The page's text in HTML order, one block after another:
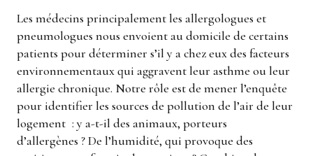
Les médecins principalement les allergologues et
pneumologues nous envoient au domicile de certains
patients pour déterminer s’il y a chez eux des facteurs
environnementaux qui aggravent leur asthme ou leur
allergie chronique. Notre rôle est de mener l’enquête
pour identifier les sources de pollution de l’air de leur
logement : y a-t-il des animaux, porteurs
d’allergènes ? De l’humidité, qui provoque des